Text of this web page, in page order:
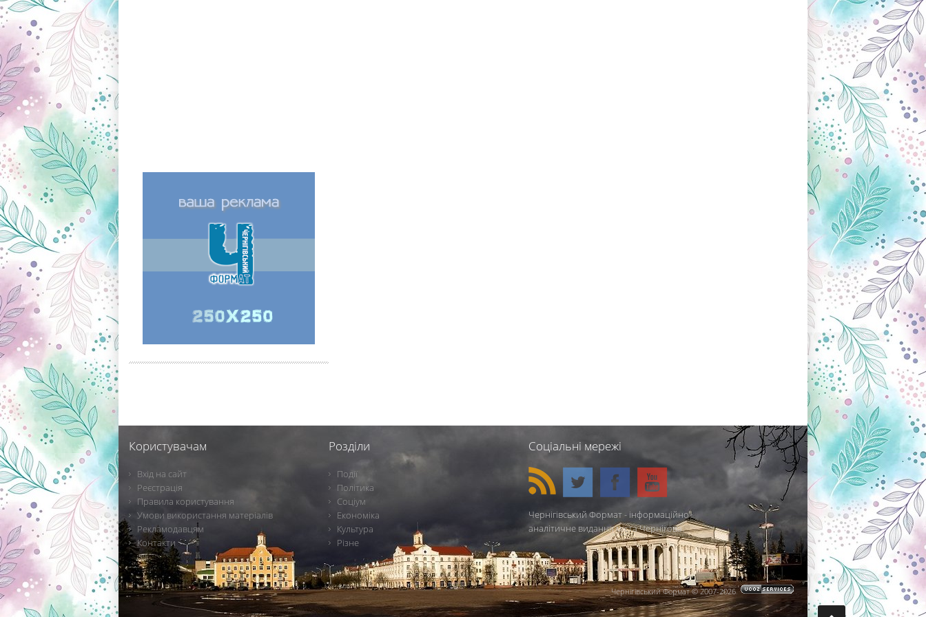
Користувачам
Вхід на сайт
Реєстрація
Правила користування
Умови використання матеріалів
Рекламодавцям
Контакти
Розділи
Події
Політика
Соціум
Економіка
Культура
Різне
Соціальні мережі
Чернігівський Формат - інформаційно-
аналітичне видання міста Чернігова.
Чернігівський Формат © 2007-2026. .